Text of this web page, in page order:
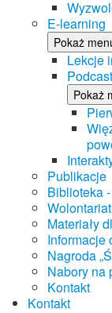
E-learning
Pokaż
Lekcje
Pokaż
Publikacje
Biblioteka
Materiały
Informacje
Nagroda
Nabory na
Kontakt
Kontakt